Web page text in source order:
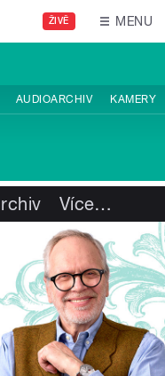
ŽIVĚ MENU
AUDIOARCHIV KAMERY
Více…